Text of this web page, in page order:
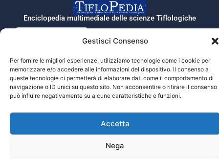
Gestisci Consenso
Per fornire le migliori esperienze, utilizziamo tecnologie come i cookie per
memorizzare e/o accedere alle informazioni del dispositivo. Il consenso a
queste tecnologie ci permetterà di elaborare dati come il comportamento di
navigazione o ID unici su questo sito. Non acconsentire o ritirare il consenso
può influire negativamente su alcune caratteristiche e funzioni.
Accetta
Nega
Tiflopedia è un sito della Federazione
Nazionale delle Istituzioni Pro Ciechi
Onlus
Privacy
Enciclopedia multimediale delle scienze Tiflologiche
© 2026 Prociechi.it. Tutti i diritti riservati.